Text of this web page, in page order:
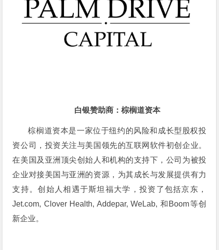
白银赞助商：棕榈道资本
棕榈道资本是一家位于纽约的风险和成长型股权投
资公司，投资关注与美国领先的互联网软件初创企业。
在美国及亚洲顶尖创始人和机构的支持下，公司为被投
企业对接美国与亚洲的资源，为其成长与发展提供有力
支持。创始人相遇于斯坦福大学，投资了包括京东，
Jet.com, Clover Health, Addepar, WeLab, 和 Boom等创
新企业。